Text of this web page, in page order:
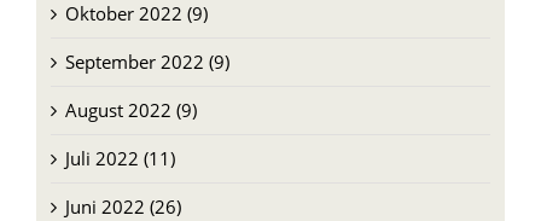
Oktober 2022 (9)
September 2022 (9)
August 2022 (9)
Juli 2022 (11)
Juni 2022 (26)